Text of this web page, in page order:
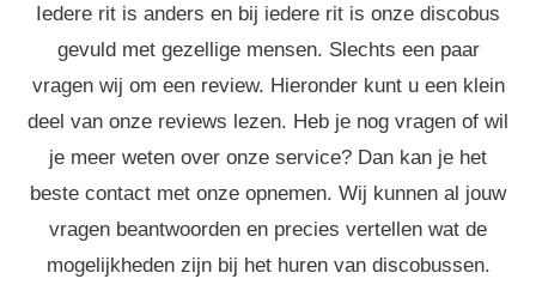
Iedere rit is anders en bij iedere rit is onze discobus
gevuld met gezellige mensen. Slechts een paar
vragen wij om een review. Hieronder kunt u een klein
deel van onze reviews lezen. Heb je nog vragen of wil
je meer weten over onze service? Dan kan je het
beste contact met onze opnemen. Wij kunnen al jouw
vragen beantwoorden en precies vertellen wat de
mogelijkheden zijn bij het huren van discobussen.